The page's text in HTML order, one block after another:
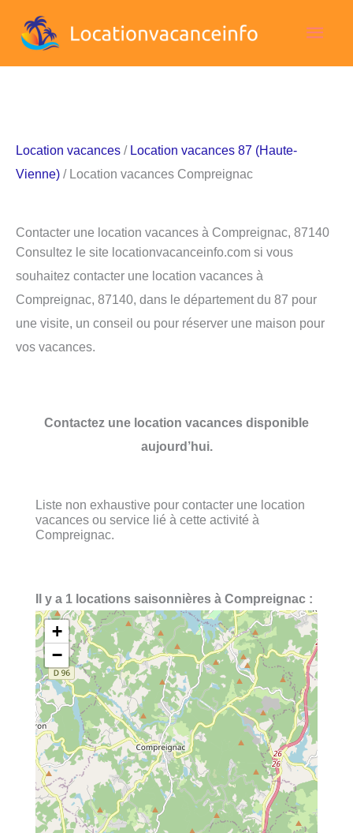
Location vacances / Location vacances 87 (Haute-
Vienne) / Location vacances Compreignac
Contacter une location vacances à Compreignac, 87140
Consultez le site locationvacanceinfo.com si vous
souhaitez contacter une location vacances à
Compreignac, 87140, dans le département du 87 pour
une visite, un conseil ou pour réserver une maison pour
vos vacances.
Contactez une location vacances disponible
aujourd’hui.
Liste non exhaustive pour contacter une location
vacances ou service lié à cette activité à
Compreignac.
Il y a 1 locations saisonnières à Compreignac :
+
−